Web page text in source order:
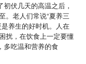
伏几天的高温之后，
。老人们常说“夏养三
养生的好时机。人在
扰，在饮食上一定要懂
多吃温和营养的食